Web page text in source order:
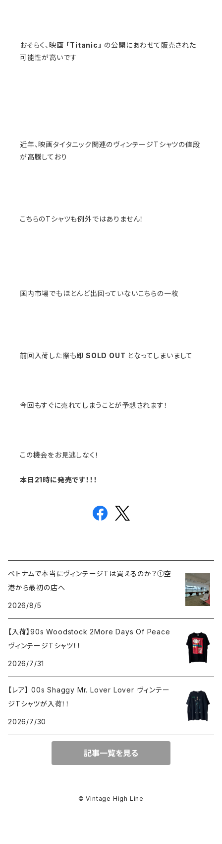
おそらく、映画 「Titanic」 の公開にあわせて販売された
可能性が高いです
近年、映画タイタニック関連のヴィンテージTシャツの値段
が高騰しており
こちらのTシャツも例外ではありません！
国内市場でもほとんど出回っていないこちらの一枚
前回入荷した際も即 SOLD OUT となってしまいまして
今回もすぐに売れてしまうことが予想されます！
この機会をお見逃しなく！
本日21時に発売です！！！
ベトナムで本当にヴィンテージTは買えるのか？①空
港から最初の店へ
2026/8/5
【入荷】90s Woodstock 2More Days Of Peace
ヴィンテージTシャツ！！
2026/7/31
【レア】 00s Shaggy Mr. Lover Lover ヴィンテー
ジTシャツが入荷！！
2026/7/30
記事一覧を見る
© Vintage High Line